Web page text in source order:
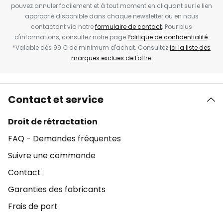
pouvez annuler facilement et à tout moment en cliquant sur le lien
approprié disponible dans chaque newsletter ou en nous
contactant via notreformulaire de contact. Pour plus
d'informations, consultez notre pagePolitique de confidentialité.
*Valable dès 99 € de minimum d'achat. Consultezici la liste des
marques exclues de l'offre.
Contact et service
Droit de rétractation
FAQ - Demandes fréquentes
Suivre une commande
Contact
Garanties des fabricants
Frais de port